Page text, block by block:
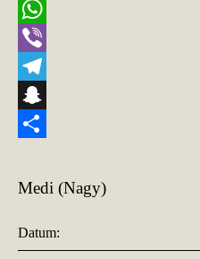
Email
WhatsApp
Viber
Telegram
Snapchat
Medi (Nagy)
Datum: